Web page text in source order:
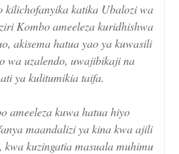
kilichofanyika katika Ubalozi wa
Kombo ameeleza kuridhishwa
akisema hatua yao ya kuwasili
wa uzalendo, uwajibikaji na
ya kulitumikia taifa.
ameeleza kuwa hatua hiyo
maandalizi ya kina kwa ajili
kuzingatia masuala muhimu